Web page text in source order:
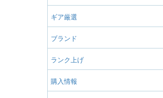
ギア厳選
ブランド
ランク上げ
購入情報